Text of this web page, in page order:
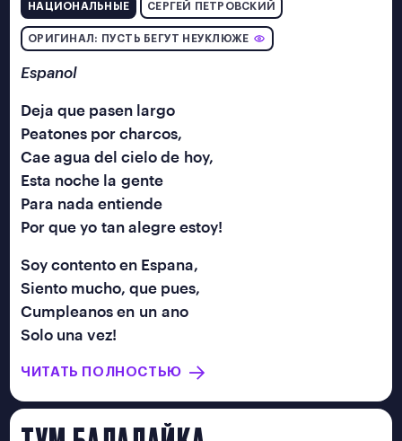
НАЦИОНАЛЬНЫЕ СЕРГЕЙ ПЕТРОВСКИЙ
ОРИГИНАЛ: ПУСТЬ БЕГУТ НЕУКЛЮЖЕ
Espanol
Deja que pasen largo
Peatones por charcos,
Cae agua del cielo de hoy,
Esta noche la gente
Para nada entiende
Por que yo tan alegre estoy!
Soy contento en Espana,
Siento mucho, que pues,
Cumpleanos en un ano
Solo una vez!
ЧИТАТЬ ПОЛНОСТЬЮ